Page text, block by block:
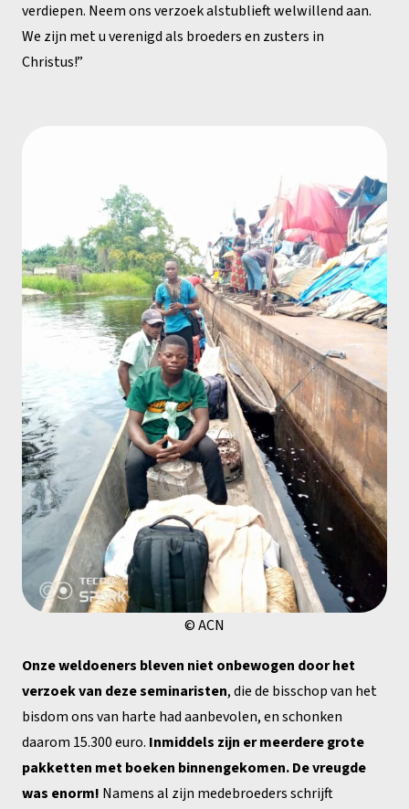
verdiepen. Neem ons verzoek alstublieft welwillend aan.
We zijn met u verenigd als broeders en zusters in
Christus!”
© ACN
Onze weldoeners bleven niet onbewogen door het
verzoek van deze seminaristen, die de bisschop van het
bisdom ons van harte had aanbevolen, en schonken
daarom 15.300 euro. Inmiddels zijn er meerdere grote
pakketten met boeken binnengekomen. De vreugde
was enorm! Namens al zijn medebroeders schrijft